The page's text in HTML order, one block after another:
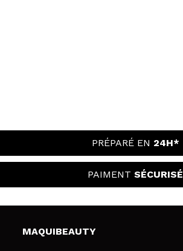
PRÉPARÉ EN 24H*
PAIMENT SÉCURISÉ
MAQUIBEAUTY